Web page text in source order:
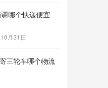
哪个快递便宜
月31日
三轮车哪个物流